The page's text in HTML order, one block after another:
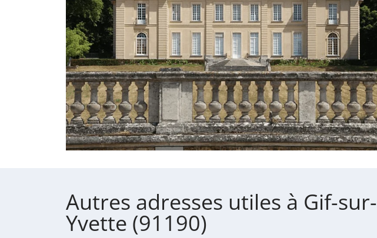
Autres adresses utiles à Gif-sur-
Yvette (91190)